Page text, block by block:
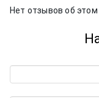
Нет отзывов об этом